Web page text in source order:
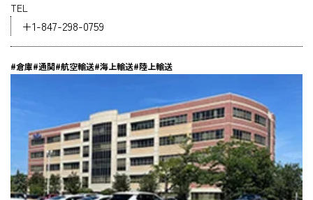
採用情報
資料ダウンロード
お問い合わせ
TEL
+1-847-298-0759
#倉庫#通関#航空輸送#海上輸送#陸上輸送